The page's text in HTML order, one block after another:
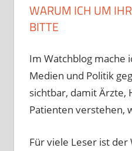
WARUM ICH UM
BITTE
Im Watchblog mache
Medien und Politik
sichtbar, damit Ärzte,
Patienten verstehen,
Für viele Leser ist der